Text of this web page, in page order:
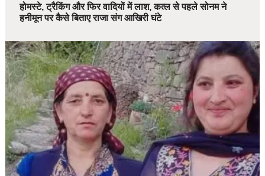
होमस्टे, ट्रैकिंग और फिर वादियों में लाश, कत्ल से पहले सोनम ने
हनीमून पर कैसे बिताए राजा संग आखिरी घंटे